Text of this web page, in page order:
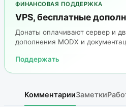
ФИНАНСОВАЯ ПОДДЕРЖКА
VPS, бесплатные
Донаты оплачивают сервер и
дополнения MODX и
Поддержать
КомментарииЗаметки